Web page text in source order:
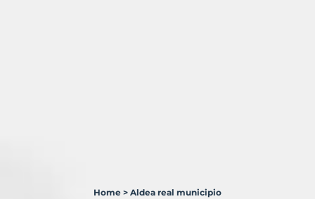
Home > Aldea real municipio